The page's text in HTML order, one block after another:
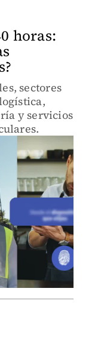
horas:
sectores
y servicios